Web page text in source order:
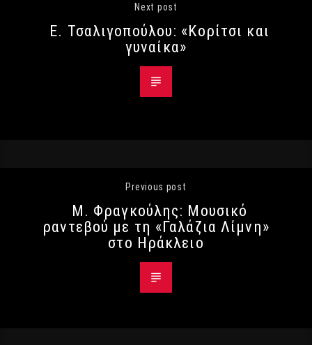
Next post
Ε. Τσαλιγοπούλου: «Κορίτσι και
γυναίκα»
Previous post
Μ. Φραγκούλης: Μουσικό
ραντεβού με τη «Γαλάζια Λίμνη»
στο Ηράκλειο